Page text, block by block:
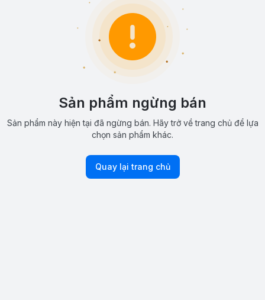
Sản phẩm ngừng bán
Sản phẩm này hiện tại đã ngừng bán. Hãy trở về trang chủ để lựa
chọn sản phẩm khác.
Quay lại trang chủ